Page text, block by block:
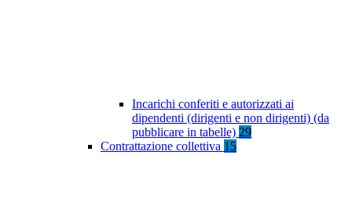
Incarichi conferiti e autorizzati ai
dipendenti (dirigenti e non dirigenti) (da
pubblicare in tabelle) 29
Contrattazione collettiva 15